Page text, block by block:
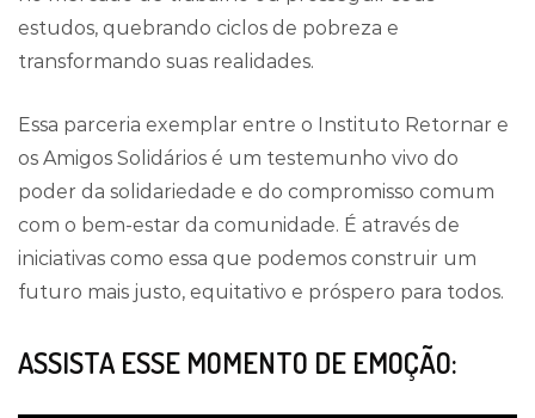
estudos, quebrando ciclos de pobreza e
transformando suas realidades.
Essa parceria exemplar entre o Instituto Retornar e
os Amigos Solidários é um testemunho vivo do
poder da solidariedade e do compromisso comum
com o bem-estar da comunidade. É através de
iniciativas como essa que podemos construir um
futuro mais justo, equitativo e próspero para todos.
ASSISTA ESSE MOMENTO DE EMOÇÃO: